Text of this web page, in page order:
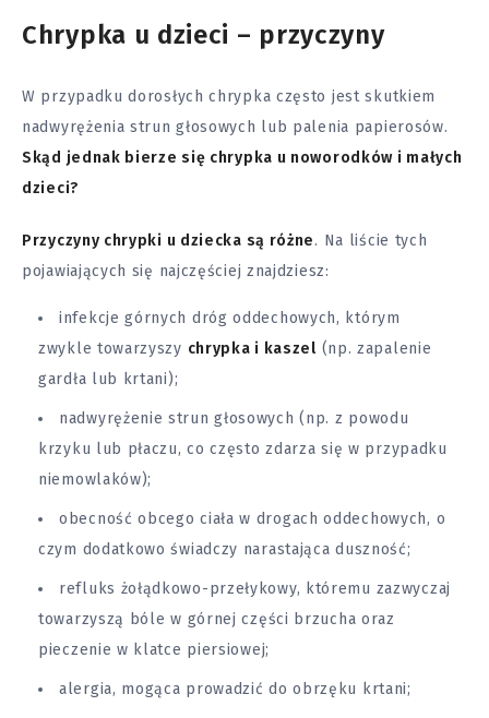
Chrypka u dzieci – przyczyny
W przypadku dorosłych chrypka często jest skutkiem
nadwyrężenia strun głosowych lub palenia papierosów.
Skąd jednak bierze się chrypka u noworodków i małych
dzieci?
Przyczyny chrypki u dziecka są różne. Na liście tych
pojawiających się najczęściej znajdziesz:
infekcje górnych dróg oddechowych, którym
zwykle towarzyszy chrypka i kaszel(np. zapalenie
gardła lub krtani);
nadwyrężenie strun głosowych (np. z powodu
krzyku lub płaczu, co często zdarza się w przypadku
niemowlaków);
obecność obcego ciała w drogach oddechowych, o
czym dodatkowo świadczy narastająca duszność;
refluks żołądkowo-przełykowy, któremu zazwyczaj
towarzyszą bóle w górnej części brzucha oraz
pieczenie w klatce piersiowej;
alergia, mogąca prowadzić do obrzęku krtani;